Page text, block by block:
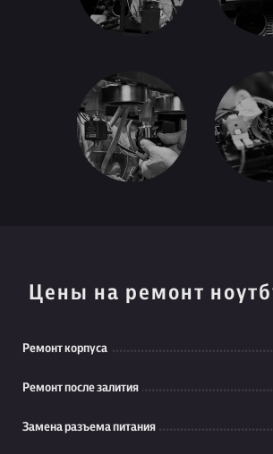
Цены на ремонт
Ремонт корпуса
Ремонт после залития
Замена разъема питания